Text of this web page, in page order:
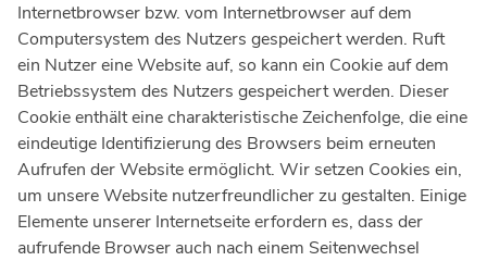
Ärztlicher Notdienst116 117
Giftnotrufzentrale
Tel: +49 22819240
Notfallzentrum Bonn
Kindernotfallzentrum Bonn
UKB-Telefonzentrale
+49 228287 0
Internetbrowser bzw. vom Internetbrowser auf dem
Computersystem des Nutzers gespeichert werden. Ruft
ein Nutzer eine Website auf, so kann ein Cookie auf dem
Betriebssystem des Nutzers gespeichert werden. Dieser
Cookie enthält eine charakteristische Zeichenfolge, die eine
eindeutige Identifizierung des Browsers beim erneuten
Aufrufen der Website ermöglicht. Wir setzen Cookies ein,
um unsere Website nutzerfreundlicher zu gestalten. Einige
Elemente unserer Internetseite erfordern es, dass der
aufrufende Browser auch nach einem Seitenwechsel